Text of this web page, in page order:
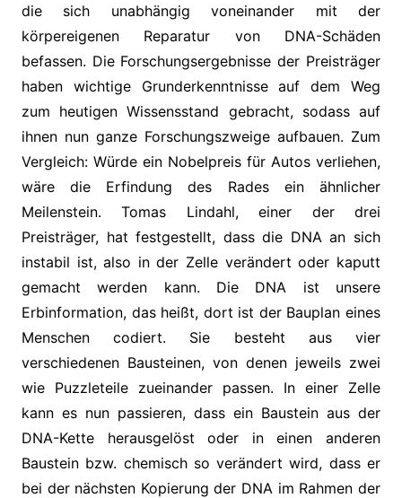
die sich unabhängig voneinander mit der
körpereigenen Reparatur von DNA-Schäden
befassen. Die Forschungsergebnisse der Preisträger
haben wichtige Grunderkenntnisse auf dem Weg
zum heutigen Wissensstand gebracht, sodass auf
ihnen nun ganze Forschungszweige aufbauen. Zum
Vergleich: Würde ein Nobelpreis für Autos verliehen,
wäre die Erfindung des Rades ein ähnlicher
Meilenstein. Tomas Lindahl, einer der drei
Preisträger, hat festgestellt, dass die DNA an sich
instabil ist, also in der Zelle verändert oder kaputt
gemacht werden kann. Die DNA ist unsere
Erbinformation, das heißt, dort ist der Bauplan eines
Menschen codiert. Sie besteht aus vier
verschiedenen Bausteinen, von denen jeweils zwei
wie Puzzleteile zueinander passen. In einer Zelle
kann es nun passieren, dass ein Baustein aus der
DNA-Kette herausgelöst oder in einen anderen
Baustein bzw. chemisch so verändert wird, dass er
bei der nächsten Kopierung der DNA im Rahmen der